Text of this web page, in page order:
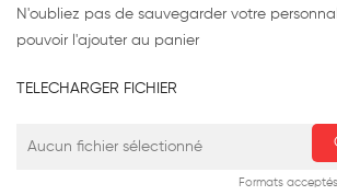
N'oubliez pas de sauvegarder votre
pouvoir l'ajouter au panier
TELECHARGER FICHIER
Aucun fichier sélectionné
Formats